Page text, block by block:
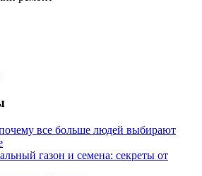
все больше людей выбирают
газон и семена: секреты от